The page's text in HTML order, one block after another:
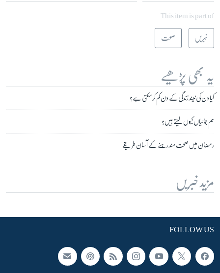
This item is part of
خبریں صحت
یہ بھی پڑھیے
کیا دن کی نیند زندگی کے دن کم کرسکتی ہے؟
ہم جمائیاں کیوں لیتے ہیں؟
رمضان میں صحت مند رہنے کے آسان طریقے
مزید خبریں
FOLLOW US